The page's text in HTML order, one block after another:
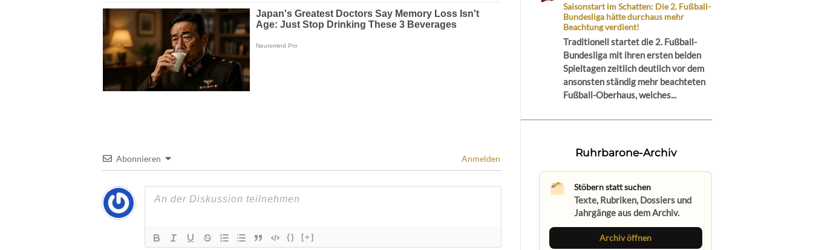
Abonnieren Anmelden
{} [+]
Saisonstart im Schatten: Die 2. Fußball-
Bundesliga hätte durchaus mehr
Beachtung verdient!
Traditionell startet die 2. Fußball-
Bundesliga mit ihren ersten beiden
Spieltagen zeitlich deutlich vor dem
ansonsten ständig mehr beachteten
Fußball-Oberhaus, welches...
Ruhrbarone-Archiv
Stöbern statt suchen
Texte, Rubriken, Dossiers und
Jahrgänge aus dem Archiv.
Archiv öffnen